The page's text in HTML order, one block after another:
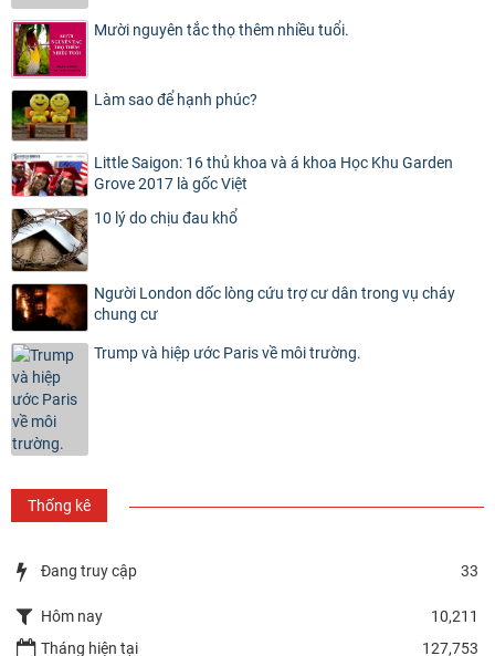
Mười nguyên tắc thọ thêm nhiều tuổi.
Làm sao để hạnh phúc?
Little Saigon: 16 thủ khoa và á khoa Học Khu Garden
Grove 2017 là gốc Việt
10 lý do chịu đau khổ
Người London dốc lòng cứu trợ cư dân trong vụ cháy
chung cư
Trump và hiệp ước Paris về môi trường.
Thống kê
Đang truy cập 33
Hôm nay
10,211
Tháng hiện tại
127,753